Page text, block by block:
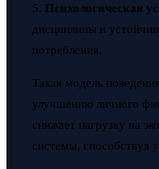
5. Психологическая
дисциплины и
потребления.
Такая модель
улучшению личного
снижает нагрузку на
системы, способствуя